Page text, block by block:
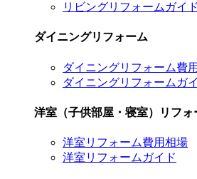
リビングリフォームガイド
ダイニングリフォーム
ダイニングリフォーム費
ダイニングリフォームガ
洋室（子供部屋・寝室）リフォ
洋室リフォーム費用相場
洋室リフォームガイド